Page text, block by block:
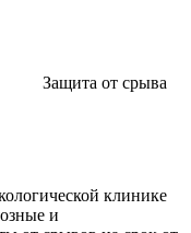
Защита от срыва
клинике
и